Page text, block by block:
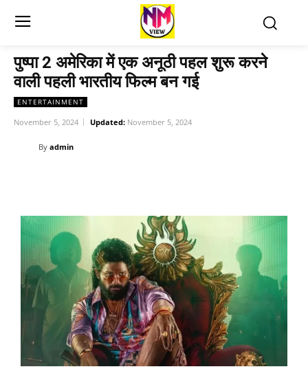
पुष्पा 2 अमेरिका में एक अनूठी पहल शुरू करने
वाली पहली भारतीय फिल्म बन गई
ENTERTAINMENT
November 5, 2024 Updated: November 5, 2024
By admin